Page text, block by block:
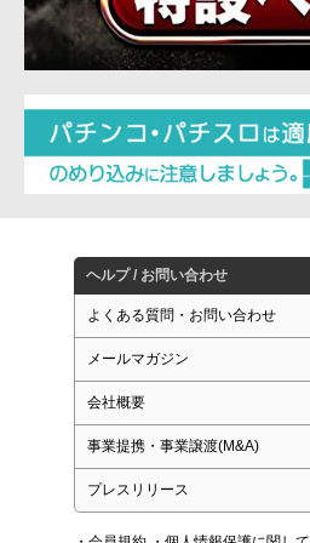
ヘルプ / お問い合わせ
よくある質問・お問い合わせ
メールマガジン
会社概要
事業提携・事業譲渡(M&A)
プレスリリース